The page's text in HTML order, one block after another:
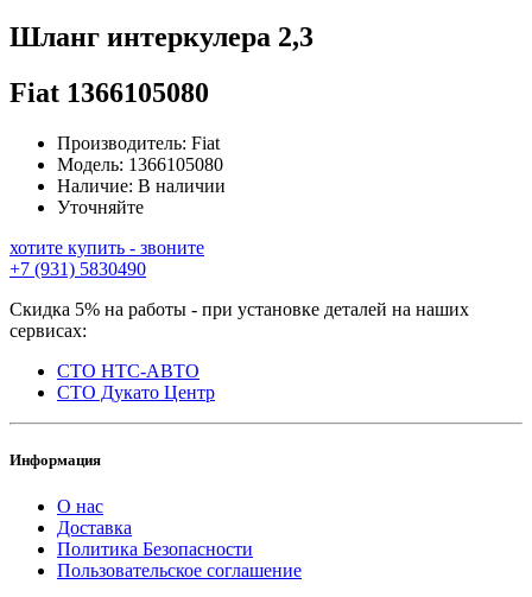
Шланг интеркулера 2,3
Fiat 1366105080
Производитель: Fiat
Модель: 1366105080
Наличие: В наличии
Уточняйте
хотите купить - звоните
+7 (931) 5830490
Скидка 5% на работы - при установке деталей на наших
сервисах:
СТО НТС-АВТО
СТО Дукато Центр
Информация
О нас
Доставка
Политика Безопасности
Пользовательское соглашение